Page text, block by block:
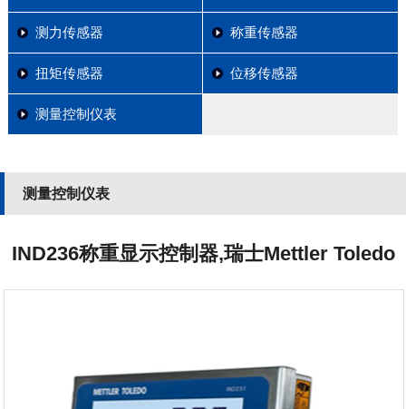
测力传感器 称重传感器
扭矩传感器 位移传感器
测量控制仪表
测量控制仪表
IND236称重显示控制器,瑞士Mettler Toledo